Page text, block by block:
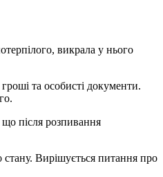
викрала у нього
та особисті документи.
після розпивання
стану. Вирішується питання про